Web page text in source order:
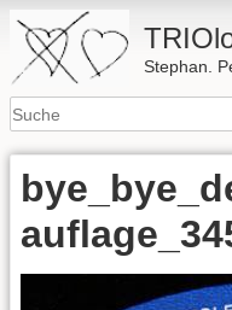
Stephan.